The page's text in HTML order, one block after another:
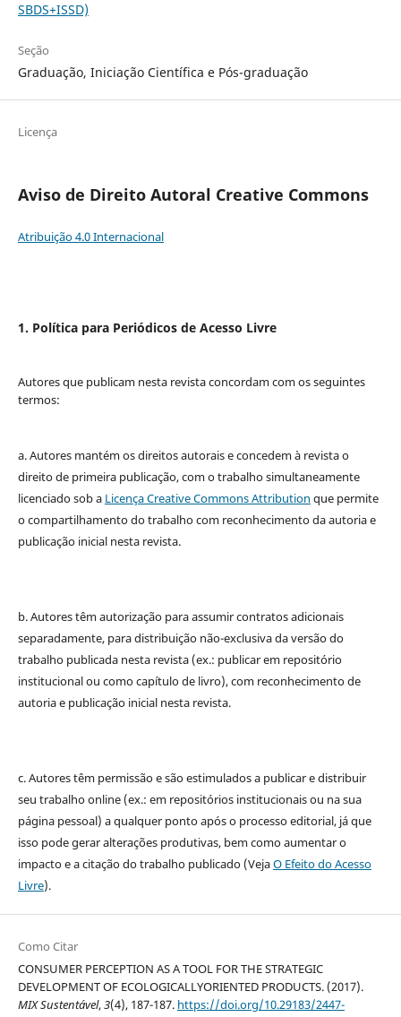
SBDS+ISSD)
Seção
Graduação, Iniciação Científica e Pós-graduação
Licença
Aviso de Direito Autoral Creative Commons
Atribuição 4.0 Internacional
1. Política para Periódicos de Acesso Livre
Autores que publicam nesta revista concordam com os seguintes
termos:
a. Autores mantém os direitos autorais e concedem à revista o
direito de primeira publicação, com o trabalho simultaneamente
licenciado sob a Licença Creative Commons Attribution que permite
o compartilhamento do trabalho com reconhecimento da autoria e
publicação inicial nesta revista.
b. Autores têm autorização para assumir contratos adicionais
separadamente, para distribuição não-exclusiva da versão do
trabalho publicada nesta revista (ex.: publicar em repositório
institucional ou como capítulo de livro), com reconhecimento de
autoria e publicação inicial nesta revista.
c. Autores têm permissão e são estimulados a publicar e distribuir
seu trabalho online (ex.: em repositórios institucionais ou na sua
página pessoal) a qualquer ponto após o processo editorial, já que
isso pode gerar alterações produtivas, bem como aumentar o
impacto e a citação do trabalho publicado (VejaO Efeito do Acesso
Livre).
Como Citar
CONSUMER PERCEPTION AS A TOOL FOR THE STRATEGIC
DEVELOPMENT OF ECOLOGICALLYORIENTED PRODUCTS. (2017).
MIX Sustentável,3(4), 187-187. https://doi.org/10.29183/2447-